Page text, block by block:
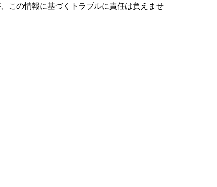
この情報に基づくトラブルに責任は負えませ